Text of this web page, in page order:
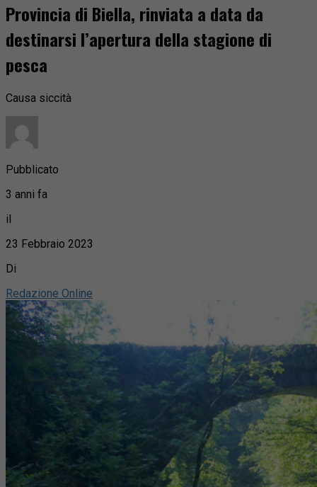
Provincia di Biella, rinviata a data da
destinarsi l’apertura della stagione di
pesca
Causa siccità
Pubblicato
3 anni fa
il
23 Febbraio 2023
Di
Redazione Online